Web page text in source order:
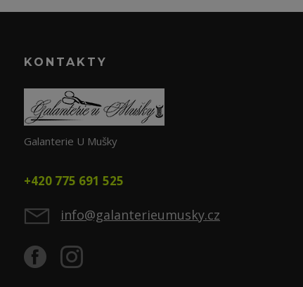
KONTAKTY
Galanterie U Mušky
+420 775 691 525
info@galanterieumusky.cz